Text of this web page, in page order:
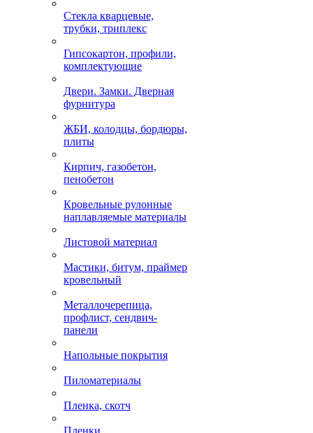
Стекла кварцевые,
трубки, триплекс
Гипсокартон, профили,
комплектующие
Двери. Замки. Дверная
фурнитура
ЖБИ, колодцы, бордюры,
плиты
Кирпич, газобетон,
пенобетон
Кровельные рулонные
наплавляемые материалы
Листовой материал
Мастики, битум, праймер
кровельный
Металлочерепица,
профлист, сендвич-
панели
Напольные покрытия
Пиломатериалы
Пленка, скотч
Пленки